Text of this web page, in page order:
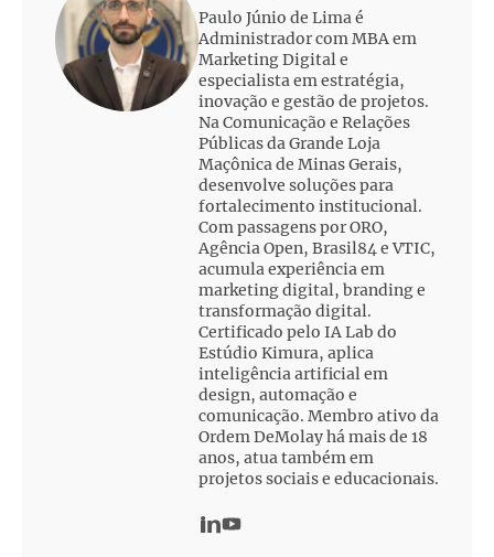
Paulo Júnio de Lima é
Administrador com MBA em
Marketing Digital e
especialista em estratégia,
inovação e gestão de projetos.
Na Comunicação e Relações
Públicas da Grande Loja
Maçônica de Minas Gerais,
desenvolve soluções para
fortalecimento institucional.
Com passagens por ORO,
Agência Open, Brasil84 e VTIC,
acumula experiência em
marketing digital, branding e
transformação digital.
Certificado pelo IA Lab do
Estúdio Kimura, aplica
inteligência artificial em
design, automação e
comunicação. Membro ativo da
Ordem DeMolay há mais de 18
anos, atua também em
projetos sociais e educacionais.